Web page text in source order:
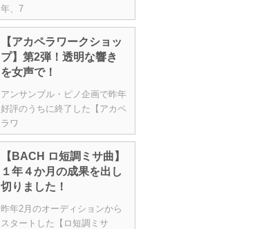
年、7
【アカペラワークショッ
プ】第2弾！透明な響き
を女声で！
アンサンブル・ピノ企画で昨年
好評のうちに終了した【アカペ
ラワ
【BACH ロ短調ミサ曲】
１年４か月の成果を出し
切りました！
昨年2月のオーディションから
スタートした【ロ短調ミサ